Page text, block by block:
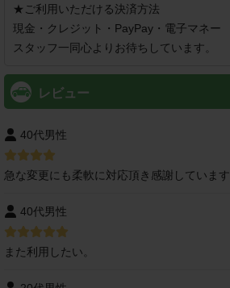
★ご利用いただける決済方法
現金・クレジット・PayPay・電子マネー
スタッフ一同心よりお待ちしています。
レビュー
40代男性
急な変更にも柔軟に対応頂き感謝しています
40代男性
また利用したい。